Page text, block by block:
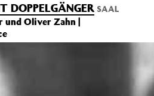
DOPPELGÄNGER SAAL
und Oliver Zahn |